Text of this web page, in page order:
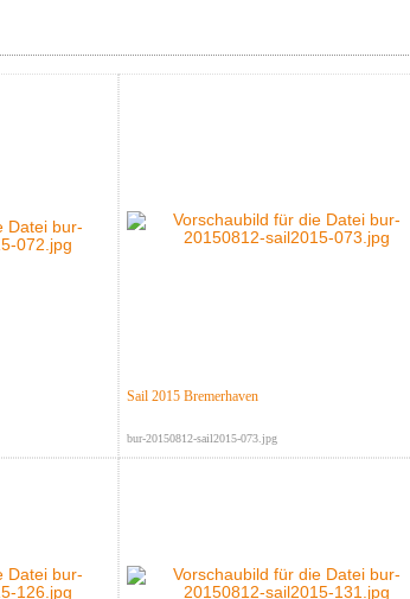
Sail 2015 Bremerhaven
bur-20150812-sail2015-073.jpg